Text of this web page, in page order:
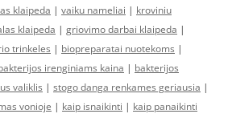
klaipeda | vaiku nameliai | kroviniu
klaipeda | griovimo darbai klaipeda |
trinkeles | biopreparatai nuotekoms |
irenginiams kaina | bakterijos
valiklis | stogo danga renkames geriausia |
vonioje | kaip isnaikinti | kaip panaikinti